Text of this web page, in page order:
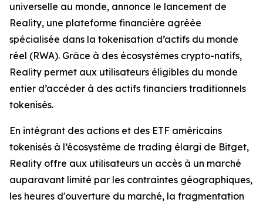
universelle au monde, annonce le lancement de
Reality, une plateforme financière agréée
spécialisée dans la tokenisation d’actifs du monde
réel (RWA). Grâce à des écosystèmes crypto-natifs,
Reality permet aux utilisateurs éligibles du monde
entier d’accéder à des actifs financiers traditionnels
tokenisés.
En intégrant des actions et des ETF américains
tokenisés à l’écosystème de trading élargi de Bitget,
Reality offre aux utilisateurs un accès à un marché
auparavant limité par les contraintes géographiques,
les heures d'ouverture du marché, la fragmentation